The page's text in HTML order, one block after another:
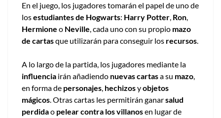
En el juego, los jugadores tomarán el papel de uno de
losestudiantes de Hogwarts: Harry Potter, Ron,
Hermione o Neville, cada uno con su propio mazo
de cartasque utilizarán para conseguir los recursos.
A lo largo de la partida, los jugadores mediante la
influencia irán añadiendo nuevas cartasa su mazo,
en forma de personajes, hechizosyobjetos
mágicos. Otras cartas les permitirán ganarsalud
perdidao pelear contra los villanosen lugar de